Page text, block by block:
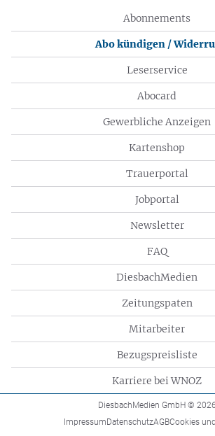
Abonnements
Abo kündigen /
Leserservice
Abocard
Gewerbliche Anzeigen
Kartenshop
Trauerportal
Jobportal
Newsletter
FAQ
DiesbachMedien
Zeitungspaten
Mitarbeiter
Bezugspreisliste
Karriere bei WNOZ
DiesbachMedien GmbH © 2026
ImpressumDatenschutzAGBCookies